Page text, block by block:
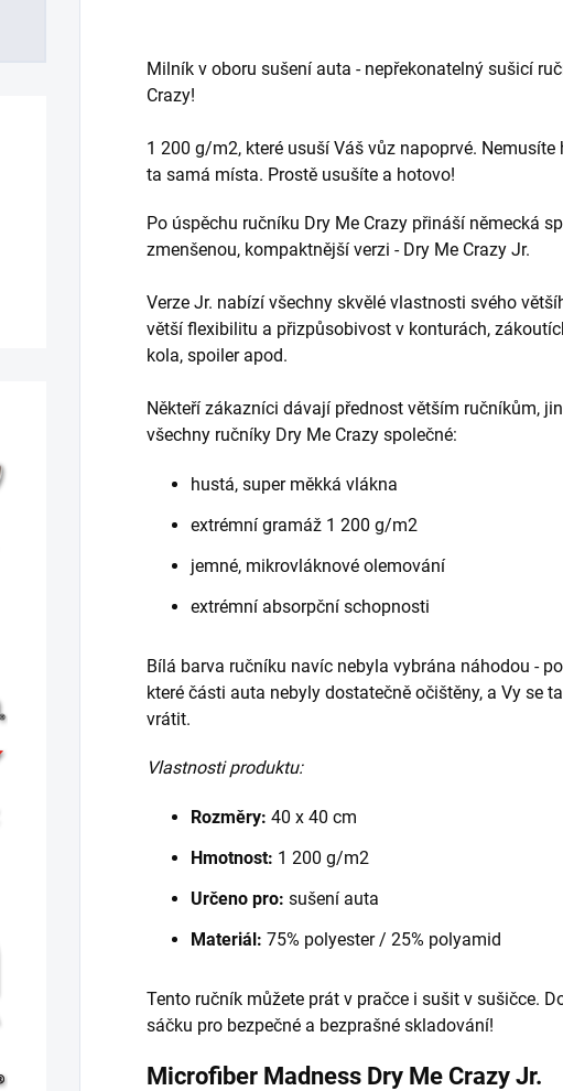
Milník v oboru sušení auta - nepřekonatelný sušicí
Crazy!
1 200 g/m2, které usuší Váš vůz napoprvé.
ta samá místa. Prostě usušíte a hotovo!
Po úspěchu ručníku Dry Me Crazy přináší německá
zmenšenou, kompaktnější verzi - Dry Me Crazy Jr.
Verze Jr. nabízí všechny skvělé vlastnosti svého
větší flexibilitu a přizpůsobivost v konturách,
kola, spoiler apod.
Někteří zákazníci dávají přednost větším ručníkům,
všechny ručníky Dry Me Crazy společné:
hustá, super měkká vlákna
extrémní gramáž 1 200 g/m2
jemné, mikrovláknové olemování
extrémní absorpční schopnosti
Bílá barva ručníku navíc nebyla vybrána náhodou -
které části auta nebyly dostatečně očištěny, a Vy se
vrátit.
Vlastnosti produktu:
Rozměry: 40 x 40 cm
Hmotnost: 1 200 g/m2
Určeno pro: sušení auta
Materiál: 75% polyester / 25% polyamid
Tento ručník můžete prát v pračce i sušit v sušičce.
sáčku pro bezpečné a bezprašné skladování!
Microfiber Madness Dry Me Crazy Jr.